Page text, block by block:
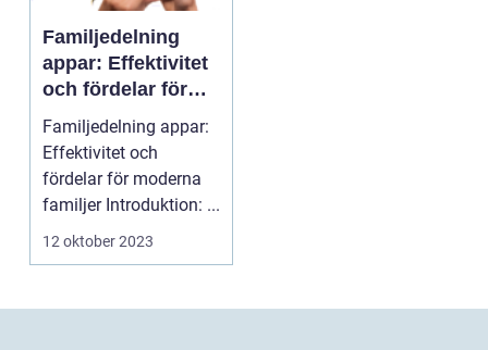
Familjedelning
appar: Effektivitet
och fördelar för
moderna familjer
Familjedelning appar:
Effektivitet och
fördelar för moderna
familjer Introduktion: ...
12 oktober 2023